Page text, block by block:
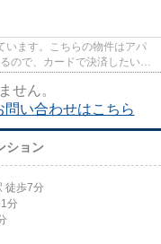
います。こちらの物件はアパ
ので、カードで決済したい方
せん。
い合わせはこちら
ション
徒歩7分
分